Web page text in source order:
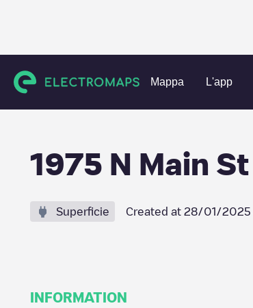
Mappa L'app
Charging stations Stati Uniti Walker County
1975 N Main St
Superficie Created at 28/01/2025
INFORMATION